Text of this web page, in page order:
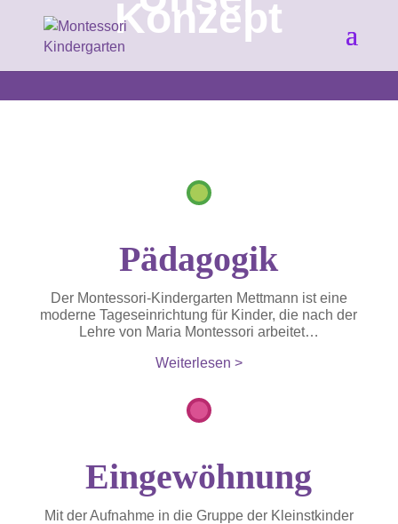
Konzept
Pädagogik
Der Montessori-Kindergarten Mettmann ist eine
moderne Tageseinrichtung für Kinder, die nach der
Lehre von Maria Montessori arbeitet…
Weiterlesen >
Eingewöhnung
Mit der Aufnahme in die Gruppe der Kleinstkinder